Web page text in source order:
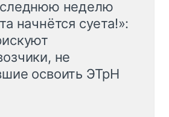
неделю
начнётся суета!»:
не
освоить ЭТрН